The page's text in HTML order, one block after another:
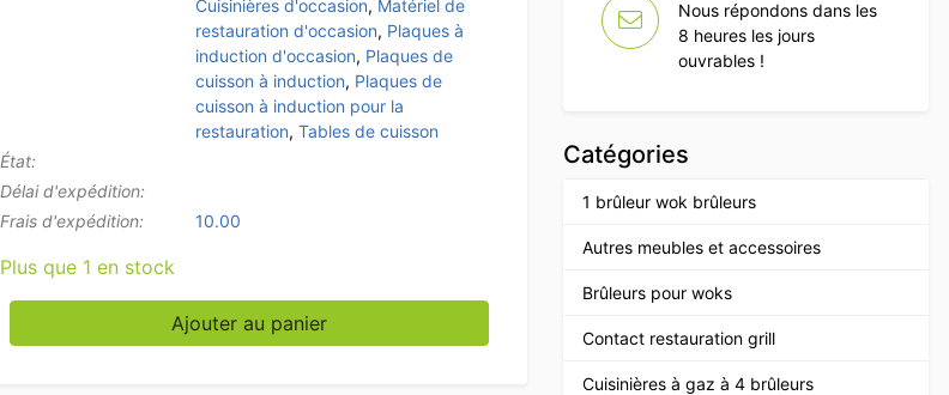
Cuisinières d'occasion, Matériel de
restauration d'occasion, Plaques à
induction d'occasion, Plaques de
cuisson à induction, Plaques de
cuisson à induction pour la
restauration, Tables de cuisson
État:
Délai d'expédition:
Frais d'expédition:
10.00
Plus que 1 en stock
quantité de Acier inoxydable Table de cuisson à induction encastrable 1 brûleur 3,5 kW 230V Horeca
Ajouter au panier
Nous répondons dans les
8 heures les jours
ouvrables !
Catégories
1 brûleur wok brûleurs
Autres meubles et accessoires
Brûleurs pour woks
Contact restauration grill
Cuisinières à gaz à 4 brûleurs